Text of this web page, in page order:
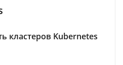
кластеров Kubernetes